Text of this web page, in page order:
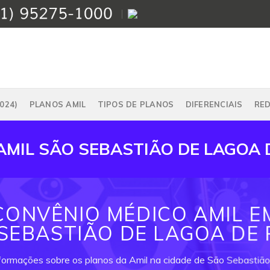
PLANOS AMIL TIPOS DE PLANOS DIFERENCIAIS
SÃO SEBASTIÃO DE LAGOA
MÉDICO AMIL
DE LAGOA DE
sobre os planos da Amil na cidade de São